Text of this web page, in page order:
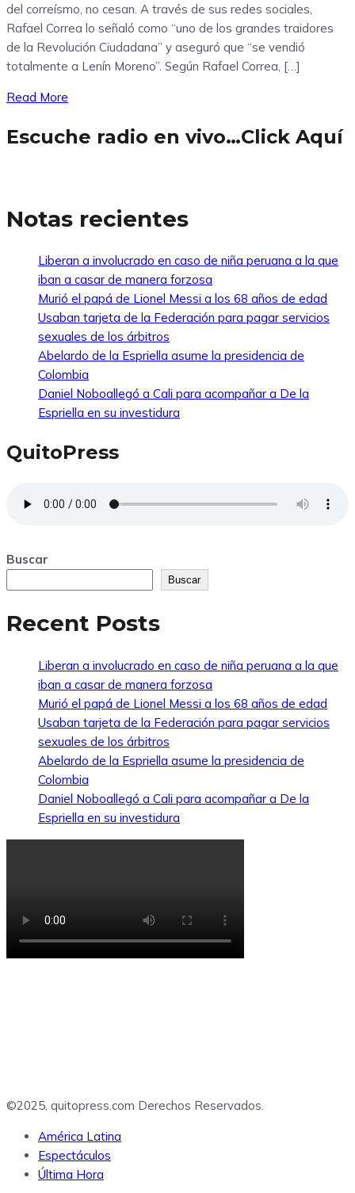
del correísmo, no cesan. A través de sus redes sociales,
Rafael Correa lo señaló como “uno de los grandes traidores
de la Revolución Ciudadana” y aseguró que “se vendió
totalmente a Lenín Moreno”. Según Rafael Correa, […]
Read More
Escuche radio en vivo…Click Aquí
Notas recientes
Liberan a involucrado en caso de niña peruana a la que
iban a casar de manera forzosa
Murió el papá de Lionel Messi a los 68 años de edad
Usaban tarjeta de la Federación para pagar servicios
sexuales de los árbitros
Abelardo de la Espriella asume la presidencia de
Colombia
Daniel Noboallegó a Cali para acompañar a De la
Espriella en su investidura
QuitoPress
Buscar
Buscar
Recent Posts
Liberan a involucrado en caso de niña peruana a la que
iban a casar de manera forzosa
Murió el papá de Lionel Messi a los 68 años de edad
Usaban tarjeta de la Federación para pagar servicios
sexuales de los árbitros
Abelardo de la Espriella asume la presidencia de
Colombia
Daniel Noboallegó a Cali para acompañar a De la
Espriella en su investidura
©2025, quitopress.com Derechos Reservados.
América Latina
Espectáculos
Última Hora